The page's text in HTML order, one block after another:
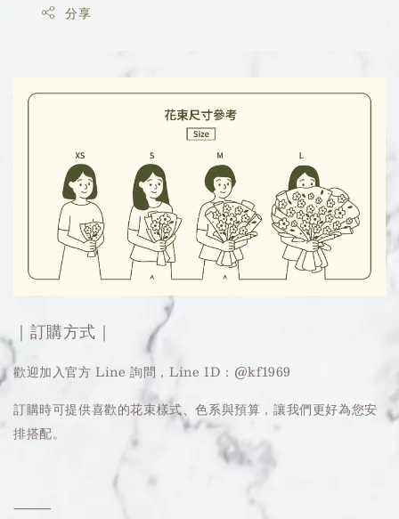
分享
｜訂購方式｜
歡迎加入官方 Line 詢問，Line ID：@kf1969
訂購時可提供喜歡的花束樣式、色系與預算，讓我們更好為您安
排搭配。
⸻